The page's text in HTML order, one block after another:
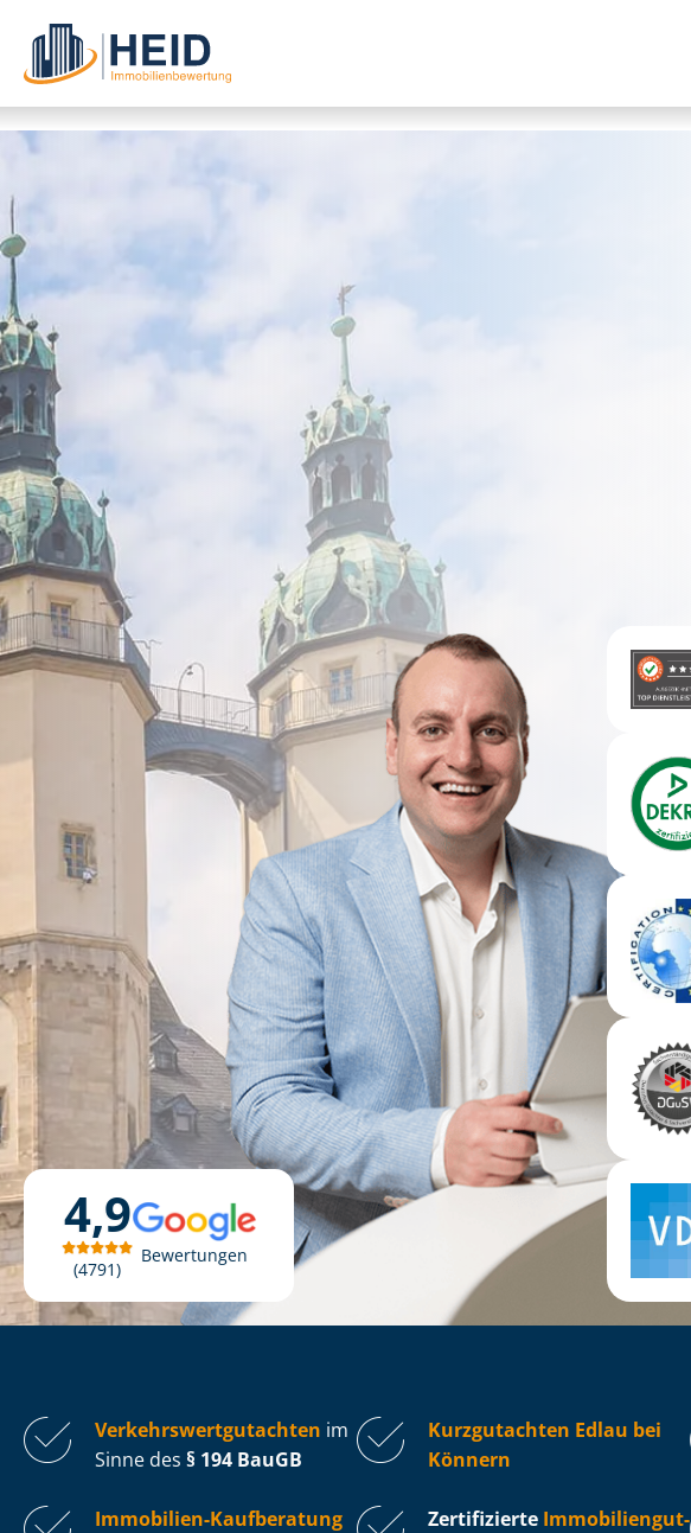
4,9
4791
Bewertungen
Ver­kehrs­wert­gut­ach­ten im
Sinne des § 194 BauGB
Kurzgutachten Edlau bei
Könnern
Immobilien-Kaufberatung
Zertifizierte Im­mo­bi­li­en­gut­